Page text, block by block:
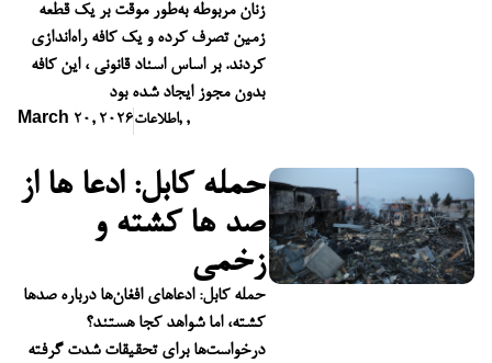
زنان مربوطه به‌طور موقت بر یک قطعه
زمین تصرف کرده و یک کافه راه‌اندازی
کردند. بر اساس اسناد قانونی ، این کافه
بدون مجوز ایجاد شده بود
March 20, 2026اطلاعات, ,
حمله کابل: ادعا ها از
صد ها کشته و
زخمی
حمله کابل: ادعاهای افغان‌ها درباره صدها
کشته، اما شواهد کجا هستند؟
درخواست‌ها برای تحقیقات شدت گرفته